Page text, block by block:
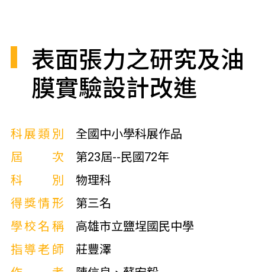
表面張力之研究及油
膜實驗設計改進
科展類別
全國中小學科展作品
屆次
第23屆--民國72年
科別
物理科
得獎情形
第三名
學校名稱
高雄市立鹽埕國民中學
指導老師
莊豐澤